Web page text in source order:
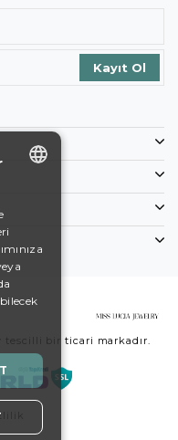
tescilli bir ticari markadır.